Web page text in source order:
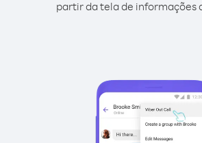
partir da tela de informações